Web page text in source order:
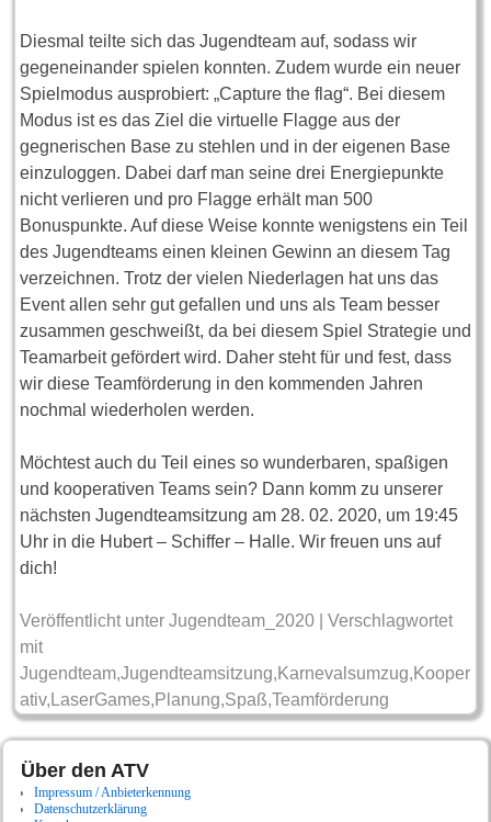
Diesmal teilte sich das Jugendteam auf, sodass wir
gegeneinander spielen konnten. Zudem wurde ein neuer
Spielmodus ausprobiert: „Capture the flag“. Bei diesem
Modus ist es das Ziel die virtuelle Flagge aus der
gegnerischen Base zu stehlen und in der eigenen Base
einzuloggen. Dabei darf man seine drei Energiepunkte
nicht verlieren und pro Flagge erhält man 500
Bonuspunkte. Auf diese Weise konnte wenigstens ein Teil
des Jugendteams einen kleinen Gewinn an diesem Tag
verzeichnen. Trotz der vielen Niederlagen hat uns das
Event allen sehr gut gefallen und uns als Team besser
zusammen geschweißt, da bei diesem Spiel Strategie und
Teamarbeit gefördert wird. Daher steht für und fest, dass
wir diese Teamförderung in den kommenden Jahren
nochmal wiederholen werden.
Möchtest auch du Teil eines so wunderbaren, spaßigen
und kooperativen Teams sein? Dann komm zu unserer
nächsten Jugendteamsitzung am 28. 02. 2020, um 19:45
Uhr in die Hubert – Schiffer – Halle. Wir freuen uns auf
dich!
Veröffentlicht unter Jugendteam_2020 |Verschlagwortet
mit
Jugendteam,Jugendteamsitzung, Karnevalsumzug, Kooper
ativ, LaserGames, Planung,Spaß,Teamförderung
Über den ATV
Impressum / Anbieterkennung
Datenschutzerklärung